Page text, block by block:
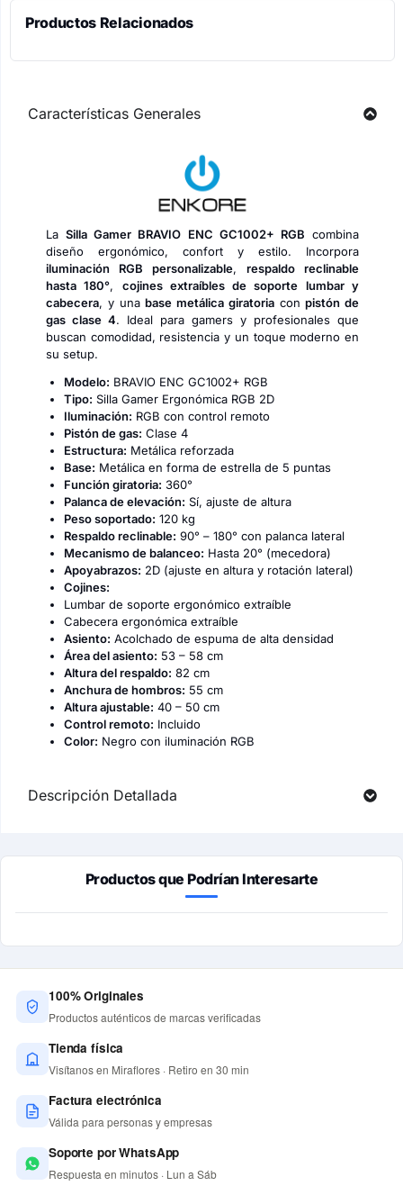
Productos Relacionados
Características Generales
LaSilla Gamer BRAVIO ENC GC1002+ RGB combina
diseño ergonómico, confort y estilo. Incorpora
iluminación RGB personalizable, respaldo reclinable
hasta 180°, cojines extraíbles de soporte lumbar y
cabecera, y unabase metálica giratoriaconpistón de
gas clase 4. Ideal para gamers y profesionales que
buscan comodidad, resistencia y un toque moderno en
su setup.
Modelo: BRAVIO ENC GC1002+ RGB
Tipo: Silla Gamer Ergonómica RGB 2D
Iluminación: RGB con control remoto
Pistón de gas: Clase 4
Estructura: Metálica reforzada
Base: Metálica en forma de estrella de 5 puntas
Función giratoria: 360°
Palanca de elevación: Sí, ajuste de altura
Peso soportado: 120 kg
Respaldo reclinable: 90° – 180° con palanca lateral
Mecanismo de balanceo: Hasta 20° (mecedora)
Apoyabrazos: 2D (ajuste en altura y rotación lateral)
Cojines:
Lumbar de soporte ergonómico extraíble
Cabecera ergonómica extraíble
Asiento: Acolchado de espuma de alta densidad
Área del asiento: 53 – 58 cm
Altura del respaldo: 82 cm
Anchura de hombros: 55 cm
Altura ajustable: 40 – 50 cm
Control remoto: Incluido
Color: Negro con iluminación RGB
Descripción Detallada
Productos que Podrían Interesarte
100% Originales
Productos auténticos de marcas verificadas
Tienda física
Visítanos en Miraflores · Retiro en 30 min
Factura electrónica
Válida para personas y empresas
Soporte por WhatsApp
Respuesta en minutos · Lun a Sáb